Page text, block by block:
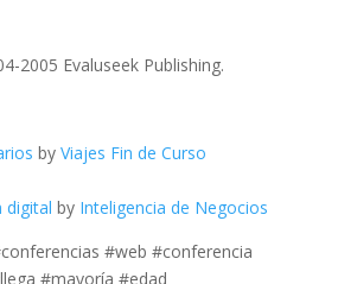
2005 Evaluseek Publishing.
by Viajes Fin de Curso
digital by Inteligencia de Negocios
#web #conferencia
#mayoría #edad